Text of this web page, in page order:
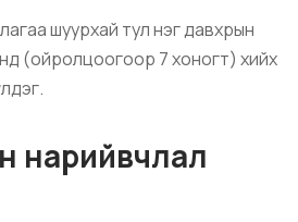
шуурхай тул нэг давхрын
(ойролцоогоор 7 хоногт) хийх
нарийвчлал